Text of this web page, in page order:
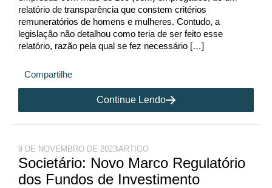
relatório de transparência que constem critérios
remuneratórios de homens e mulheres. Contudo, a
legislação não detalhou como teria de ser feito esse
relatório, razão pela qual se fez necessário […]
Compartilhe
Continue Lendo
9 DE NOVEMBRO DE 2023ARTIGO
Societário: Novo Marco Regulatório
dos Fundos de Investimento